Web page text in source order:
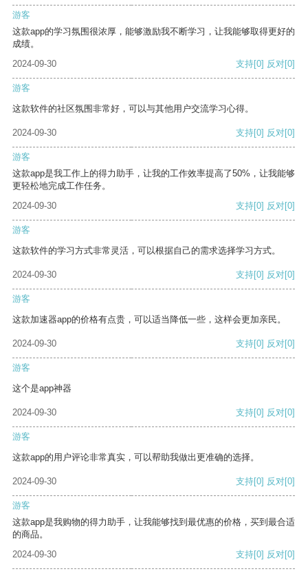
游客
这款app的学习氛围很浓厚，能够激励我不断学习，让我能够取得更好的
成绩。
2024-09-30
支持[0] 反对[0]
游客
这款软件的社区氛围非常好，可以与其他用户交流学习心得。
2024-09-30 支持[0] 反对[0]
游客
这款app是我工作上的得力助手，让我的工作效率提高了50%，让我能够
更轻松地完成工作任务。
2024-09-30
支持[0] 反对[0]
游客
这款软件的学习方式非常灵活，可以根据自己的需求选择学习方式。
2024-09-30 支持[0] 反对[0]
游客
这款加速器app的价格有点贵，可以适当降低一些，这样会更加亲民。
2024-09-30 支持[0] 反对[0]
游客
这个是app神器
2024-09-30 支持[0] 反对[0]
游客
这款app的用户评论非常真实，可以帮助我做出更准确的选择。
2024-09-30 支持[0] 反对[0]
游客
这款app是我购物的得力助手，让我能够找到最优惠的价格，买到最合适
的商品。
2024-09-30
支持[0] 反对[0]